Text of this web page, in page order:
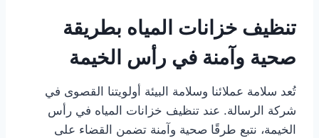
تنظيف خزانات المياه بطريقة
صحية وآمنة في رأس الخيمة
تُعد سلامة عملائنا وسلامة البيئة أولويتنا القصوى في
شركة الرسالة. عند تنظيف خزانات المياه في رأس
الخيمة، نتبع طرقًا صحية وآمنة تضمن القضاء على